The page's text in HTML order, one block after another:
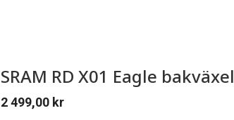
SRAM RD X01 Eagle bakväxel
2 499,00 kr